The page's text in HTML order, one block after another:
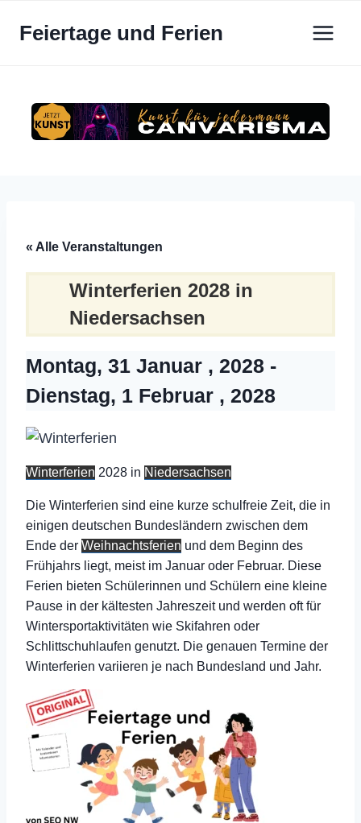
InhaltFeiertage und Ferien
« Alle Veranstaltungen
Winterferien 2028 in
Niedersachsen
Montag, 31 Januar , 2028 -
Dienstag, 1 Februar , 2028
Winterferien 2028 in Niedersachsen
Die Winterferien sind eine kurze schulfreie Zeit, die in
einigen deutschen Bundesländern zwischen dem
Ende der Weihnachtsferien und dem Beginn des
Frühjahrs liegt, meist im Januar oder Februar. Diese
Ferien bieten Schülerinnen und Schülern eine kleine
Pause in der kältesten Jahreszeit und werden oft für
Wintersportaktivitäten wie Skifahren oder
Schlittschuhlaufen genutzt. Die genauen Termine der
Winterferien variieren je nach Bundesland und Jahr.